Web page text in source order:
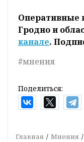
Оперативные
Гродно и
канале.
#мнения
Поделиться:
Главная Мнения